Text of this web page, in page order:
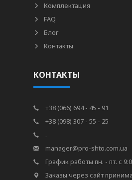
Комплектация
FAQ
Блог
Контакты
КОНТАКТЫ
+38 (066) 694 - 45 - 91
+38 (098) 307 - 55 - 25
.
manager@pro-shto.com.ua
График работы пн. - пт. с
Заказы через сайт